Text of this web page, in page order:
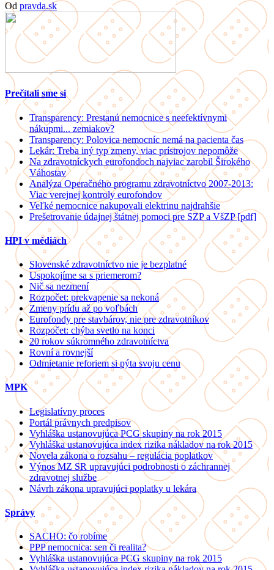
Od pravda.sk
Prečítali sme si
Transparency: Prestanú nemocnice s neefektívnymi
nákupmi... zemiakov?
Transparency: Polovica nemocníc nemá na pacienta čas
Lekár: Treba iný typ zmeny, viac prístrojov nepomôže
Na zdravotníckych eurofondoch najviac zarobil Širokého
Váhostav
Analýza Operačného programu zdravotníctvo 2007-2013:
Viac verejnej kontroly eurofondov
Veľké nemocnice nakupovali elektrinu najdrahšie
Prešetrovanie údajnej štátnej pomoci pre SZP a VšZP [pdf]
HPI v médiách
Slovenské zdravotníctvo nie je bezplatné
Uspokojíme sa s priemerom?
Nič sa nezmení
Rozpočet: prekvapenie sa nekoná
Zmeny prídu až po voľbách
Eurofondy pre stavbárov, nie pre zdravotníkov
Rozpočet: chýba svetlo na konci
20 rokov súkromného zdravotníctva
Rovní a rovnejší
Odmietanie reforiem si pýta svoju cenu
MPK
Legislatívny proces
Portál právnych predpisov
Vyhláška ustanovujúca PCG skupiny na rok 2015
Vyhláška ustanovujúca index rizika nákladov na rok 2015
Novela zákona o rozsahu – regulácia poplatkov
Výnos MZ SR upravujúci podrobnosti o záchrannej
zdravotnej službe
Návrh zákona upravujúci poplatky u lekára
Správy
SACHO: čo robíme
PPP nemocnica: sen či realita?
Vyhláška ustanovujúca PCG skupiny na rok 2015